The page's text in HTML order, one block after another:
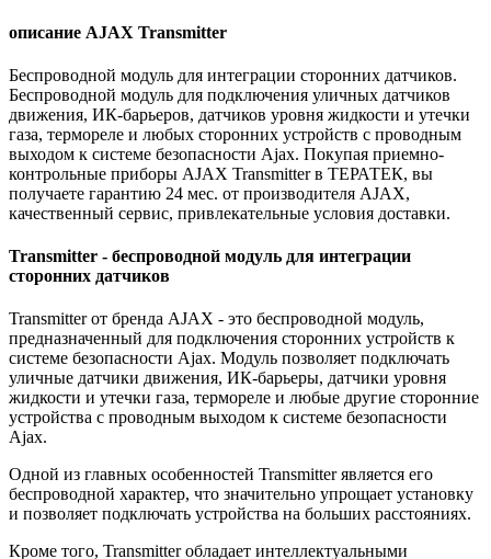
описание AJAX Transmitter
Беспроводной модуль для интеграции сторонних датчиков.
Беспроводной модуль для подключения уличных датчиков
движения, ИК-барьеров, датчиков уровня жидкости и утечки
газа, термореле и любых сторонних устройств с проводным
выходом к системе безопасности Ajax. Покупая приемно-
контрольные приборы AJAX Transmitter в ТЕРАТЕК, вы
получаете гарантию 24 мес. от производителя AJAX,
качественный сервис, привлекательные условия доставки.
Transmitter - беспроводной модуль для интеграции
сторонних датчиков
Transmitter от бренда AJAX - это беспроводной модуль,
предназначенный для подключения сторонних устройств к
системе безопасности Ajax. Модуль позволяет подключать
уличные датчики движения, ИК-барьеры, датчики уровня
жидкости и утечки газа, термореле и любые другие сторонние
устройства с проводным выходом к системе безопасности
Ajax.
Одной из главных особенностей Transmitter является его
беспроводной характер, что значительно упрощает установку
и позволяет подключать устройства на больших расстояниях.
Кроме того, Transmitter обладает интеллектуальными